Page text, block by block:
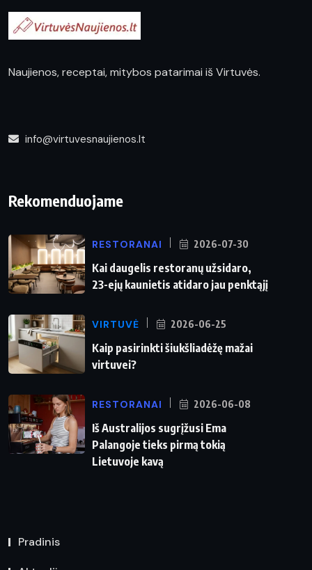
Naujienos, receptai, mitybos patarimai iš Virtuvės.
info@virtuvesnaujienos.lt
Rekomenduojame
RESTORANAI 2026-07-30
Kai daugelis restoranų užsidaro,
23-ejų kaunietis atidaro jau penktąjį
VIRTUVĖ 2026-06-25
Kaip pasirinkti šiukšliadėžę mažai
virtuvei?
RESTORANAI 2026-06-08
Iš Australijos sugrįžusi Ema
Palangoje tieks pirmą tokią
Lietuvoje kavą
Pradinis